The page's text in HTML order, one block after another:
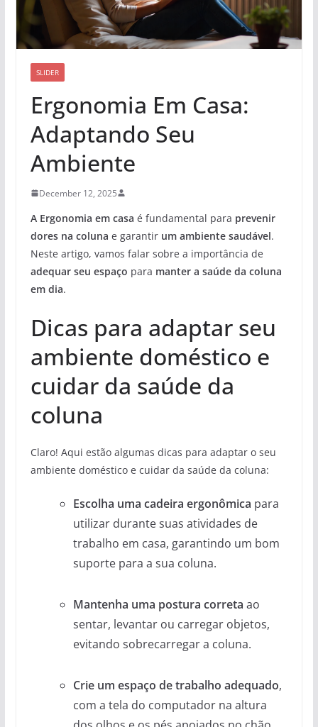
SLIDER
Ergonomia Em Casa:
Adaptando Seu
Ambiente
December 12, 2025
A Ergonomia em casa é fundamental para prevenir
dores na coluna e garantir um ambiente saudável.
Neste artigo, vamos falar sobre a importância de
adequar seu espaço para manter a saúde da coluna
em dia.
Dicas para adaptar seu
ambiente doméstico e
cuidar da saúde da
coluna
Claro! Aqui estão algumas dicas para adaptar o seu
ambiente doméstico e cuidar da saúde da coluna:
Escolha uma cadeira ergonômica para
utilizar durante suas atividades de
trabalho em casa, garantindo um bom
suporte para a sua coluna.
Mantenha uma postura correta ao
sentar, levantar ou carregar objetos,
evitando sobrecarregar a coluna.
Crie um espaço de trabalho adequado,
com a tela do computador na altura